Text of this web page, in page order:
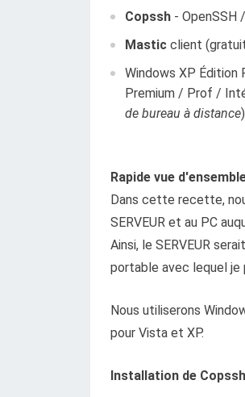
Copssh - OpenSSH
Mastic client
Windows XP Édition
Premium / Prof /
de bureau à distance)
Rapide vue
Dans cette recette,
SERVEUR et au PC
Ainsi, le SERVEUR
portable avec lequel je
Nous utiliserons
pour Vista et XP.
Installation de